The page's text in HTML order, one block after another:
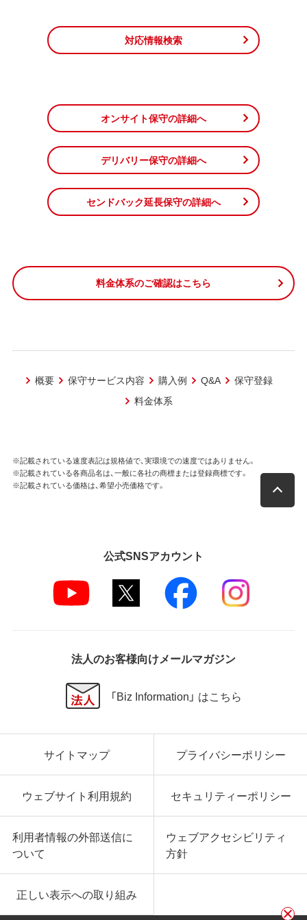
対応情報検索
オンサイト保守の詳細へ
デリバリー保守の詳細へ
センドバック延長保守の詳細へ
料金体系のご確認はこちら
概要 保守サービス内容 購入例 Q&A
保守登録
料金体系
※記載されている速度表記は規格値で、実環境での速度ではありません。
※記載されている各商品名は、一般に各社の商標または登録商標です。
※記載されている価格は、希望小売価格です。
公式SNSアカウント
法人のお客様向けメールマガジン
「Biz Information」 はこちら
サイトマップ プライバシーポリシー
ウェブサイト利用規約 セキュリティーポリシー
利用者情報の外部送信に
ついて
ウェブアクセシビリティ
方針
正しい表示への取り組み